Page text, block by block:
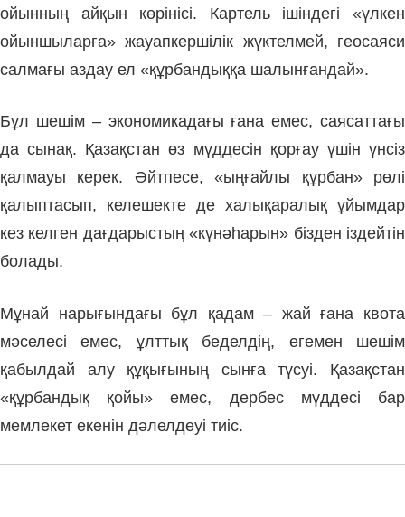
ойынның айқын көрінісі. Картель ішіндегі «үлкен
ойыншыларға» жауапкершілік жүктелмей, геосаяси
салмағы аздау ел «құрбандыққа шалынғандай».
Бұл шешім – экономикадағы ғана емес, саясаттағы
да сынақ. Қазақстан өз мүддесін қорғау үшін үнсіз
қалмауы керек. Әйтпесе, «ыңғайлы құрбан» рөлі
қалыптасып, келешекте де халықаралық ұйымдар
кез келген дағдарыстың «күнәһарын» бізден іздейтін
болады.
Мұнай нарығындағы бұл қадам – жай ғана квота
мәселесі емес, ұлттық беделдің, егемен шешім
қабылдай алу құқығының сынға түсуі. Қазақстан
«құрбандық қойы» емес, дербес мүддесі бар
мемлекет екенін дәлелдеуі тиіс.